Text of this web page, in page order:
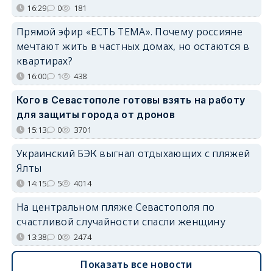
16:29 0 181
Прямой эфир «ЕСТЬ ТЕМА». Почему россияне
мечтают жить в частных домах, но остаются в
квартирах?
16:00 1 438
Кого в Севастополе готовы взять на работу
для защиты города от дронов
15:13 0 3701
Украинский БЭК выгнал отдыхающих с пляжей
Ялты
14:15 5 4014
На центральном пляже Севастополя по
счастливой случайности спасли женщину
13:38 0 2474
Показать все новости